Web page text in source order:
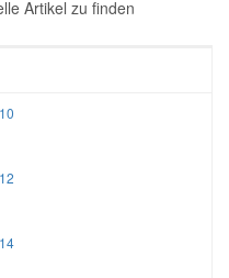
Artikel zu finden